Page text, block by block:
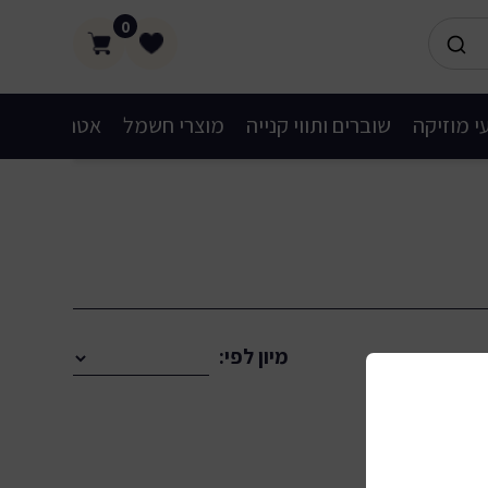
0
מוזיקה אטרקציות שוברים ותווי קנייה מוצרי חשמל
מיון לפי: